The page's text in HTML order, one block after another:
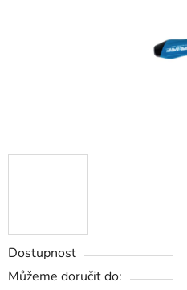
Dostupnost
Můžeme doručit do: